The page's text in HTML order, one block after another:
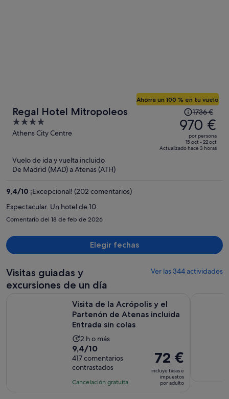
Regal Hotel Mitropoleos
4
out
5
Athens City Centre
Ahorra un 100 % en tu vuelo
El
precio
era
de
1736 €,
1736 €
970 €
por persona
15 oct - 22 oct
Actualizado hace 3 horas
Vuelo de ida y vuelta incluido
De Madrid (MAD) a Atenas (ATH)
9,4/10 ¡Excepcional! (202 comentarios)
Espectacular. Un hotel de 10
Comentario del 18 de feb de 2026
Elegir fechas
Visitas guiadas y
excursiones de un día
Ver las 344 actividades
Visita de la Acrópolis y el
Partenón de Atenas incluida
Entrada sin colas
La
duración
de
la
actividad
2 h o más
9.4
sobre
10
con
9,4/10
417 comentarios
contrastados
Cancelación gratuita
El
precio
es
de
72 €
incluye tasas e
impuestos
por adulto